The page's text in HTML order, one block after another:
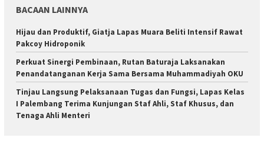
BACAAN LAINNYA
Hijau dan Produktif, Giatja Lapas Muara Beliti Intensif Rawat
Pakcoy Hidroponik
Perkuat Sinergi Pembinaan, Rutan Baturaja Laksanakan
Penandatanganan Kerja Sama Bersama Muhammadiyah OKU
Tinjau Langsung Pelaksanaan Tugas dan Fungsi, Lapas Kelas
I Palembang Terima Kunjungan Staf Ahli, Staf Khusus, dan
Tenaga Ahli Menteri